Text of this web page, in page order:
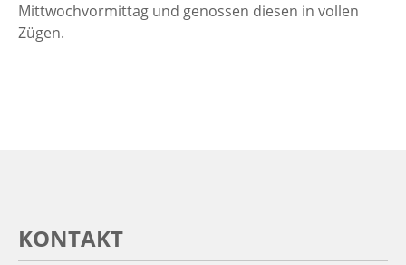
Mittwochvormittag und genossen diesen in vollen
Zügen.
KONTAKT